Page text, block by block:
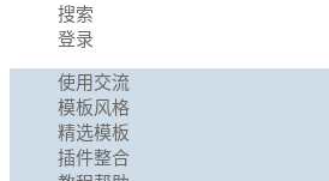
搜索
登录
使用交流
模板风格
精选模板
插件整合